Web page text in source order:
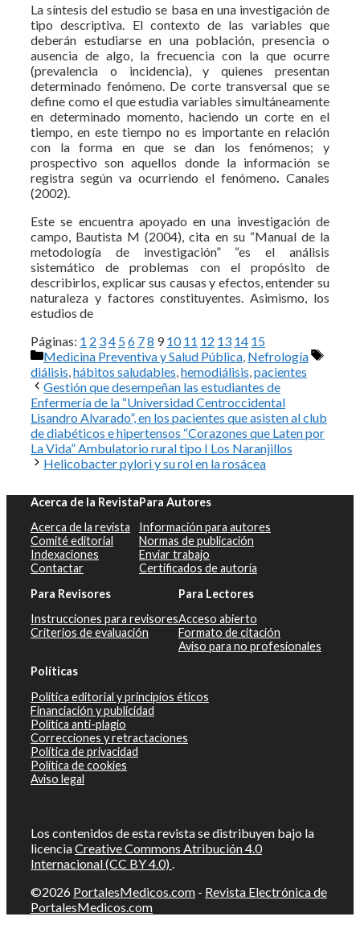
La síntesis del estudio se basa en una investigación de
tipo descriptiva. El contexto de las variables que
deberán estudiarse en una población, presencia o
ausencia de algo, la frecuencia con la que ocurre
(prevalencia o incidencia), y quienes presentan
determinado fenómeno. De corte transversal que se
define como el que estudia variables simultáneamente
en determinado momento, haciendo un corte en el
tiempo, en este tiempo no es importante en relación
con la forma en que se dan los fenómenos; y
prospectivo son aquellos donde la información se
registra según va ocurriendo el fenómeno
Canales
(2002).
Este se encuentra apoyado en una investigación de
campo, Bautista M (2004), cita en su “Manual de la
metodología de investigación” “es el análisis
sistemático de problemas con el propósito de
describirlos, explicar sus causas y efectos, entender su
naturaleza y factores constituyentes. Asimismo, los
estudios de
Páginas: 1 2 34 56 78 9 10 11 12 13 14 15
Categorías
Medicina Preventiva y Salud Pública Nefrología
diálisis hábitos saludables hemodiálisis pacientes
Gestión que desempeñan las estudiantes de
Enfermería de la “Universidad Centroccidental
Lisandro Alvarado”, en los pacientes que asisten al club
de diabéticos e hipertensos “Corazones que Laten por
La Vida” Ambulatorio rural tipo I Los Naranjillos
Helicobacter pylori y su rol en la rosácea
Acerca de la Revista
Acerca de la revista
Comité editorial
Indexaciones
Contactar
Para Autores
Información para autores
Normas de publicación
Enviar trabajo
Certificados de autoría
Para Revisores
Instrucciones para revisores
Criterios de evaluación
Para Lectores
Acceso abierto
Formato de citación
Aviso para no profesionales
Políticas
Política editorial y principios éticos
Financiación y publicidad
Política anti-plagio
Correcciones y retractaciones
Política de privacidad
Política de cookies
Aviso legal
Los contenidos de esta revista se distribuyen bajo la
licenciaCreative Commons Atribución 4.0
Internacional (CC BY 4.0) .
©2026 PortalesMedicos.com - Revista Electrónica de
PortalesMedicos.com